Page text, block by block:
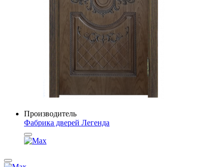
Производитель
Фабрика дверей Легенда